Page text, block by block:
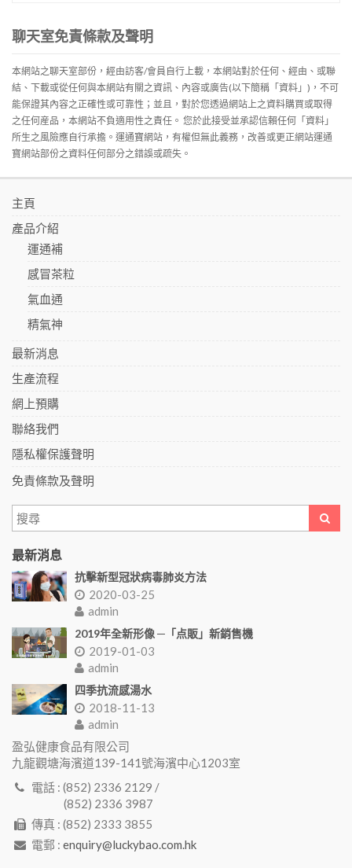
聊天室免責條款及聲明
本網站之聊天室部份，經由訪客/會員自行上載，本網站對於任何、經由、或聯
結、下載或從任何與本網站有關之資訊、內容或廣告(以下簡稱「資料」)，不可
能保證其內容之正確性或可靠性；並且，對於您透過網站上之資料購買或取得
之任何産品，本網站不負適用性之責任。 您於此接受並承認信賴任何「資料」
所生之風險應自行承擔。運通寶網站，有權但無此義務，改善或更正網站運通
寶網站部份之資料任何部分之錯誤或疏失。
主頁
產品介紹
運通補
感冒茶粒
氣血通
精氣神
最新消息
生產流程
網上預購
聯絡我們
隱私權保護聲明
免責條款及聲明
最新消息
抗擊新型冠狀病毒肺炎方法
2020-03-25
admin
2019年全新形像 ─「点販」新銷售機
2019-01-03
admin
四季抗流感湯水
2018-11-13
admin
盈弘健康食品有限公司
九龍觀塘海濱道139-141號海濱中心1203室
電話 : (852) 2336 2129 /
(852) 2336 3987
傳真 : (852) 2333 3855
電郵 : enquiry@luckybao.com.hk